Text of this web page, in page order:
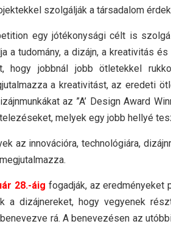
szolgálják a társadalom
egy jótékonysági célt is
a tudomány, a dizájn, a kreativitás
hogy jobbnál jobb ötletekkel
a kreativitást, az eredeti
az ”A’ Design Award
melyek egy jobb hellyé
az innovációra, technológiára,
28.-áig fogadják, az eredményeket
a dizájnereket, hogy vegyenek
rá. A benevezésen az